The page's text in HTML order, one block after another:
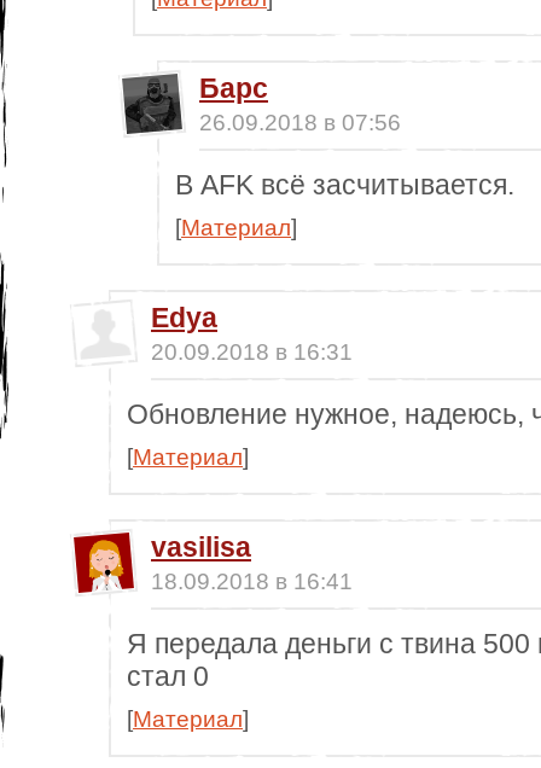
Барс
26.09.2018 в 07:56
В AFK всё засчитывается.
[Материал]
Edya
20.09.2018 в 16:31
Обновление нужное, надеюсь,
[Материал]
vasilisa
18.09.2018 в 16:41
Я передала деньги с твина
стал 0
[Материал]